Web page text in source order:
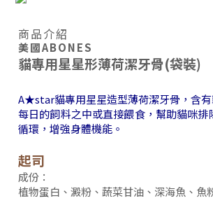
商品介紹
美國ABONES
貓專用星星形薄荷潔牙骨(袋裝)
A★star貓專用星星造型薄荷潔牙骨，含
每日的飼料之中或直接餵食，幫助貓咪
循環，增強身體機能。
起司
成份：
植物蛋白、澱粉、蔬菜甘油、深海魚、